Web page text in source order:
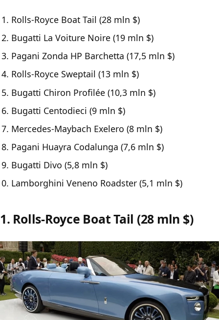
Rolls-Royce Boat Tail (28 mln $)
Bugatti La Voiture Noire (19 mln $)
Pagani Zonda HP Barchetta (17,5 mln $)
Rolls-Royce Sweptail (13 mln $)
Bugatti Chiron Profilée (10,3 mln $)
Bugatti Centodieci (9 mln $)
Mercedes-Maybach Exelero (8 mln $)
Pagani Huayra Codalunga (7,6 mln $)
Bugatti Divo (5,8 mln $)
Lamborghini Veneno Roadster (5,1 mln $)
1. Rolls-Royce Boat Tail (28 mln $)